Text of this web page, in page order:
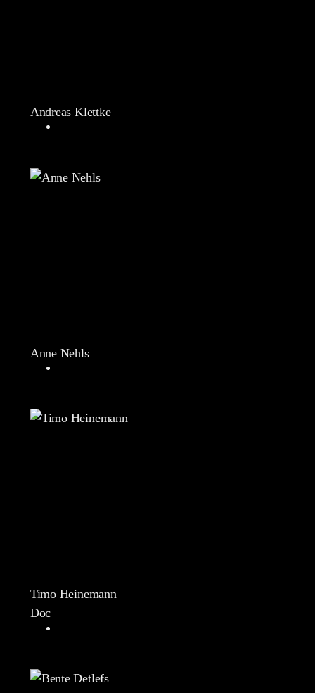
Andreas Klettke
Anne Nehls
Timo Heinemann
Doc